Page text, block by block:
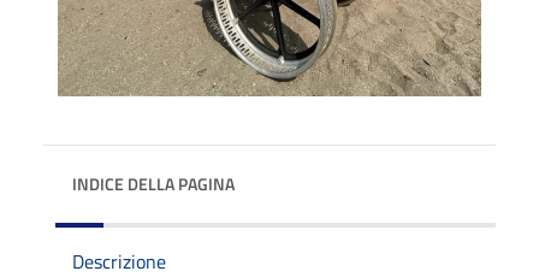
INDICE DELLA PAGINA
Descrizione